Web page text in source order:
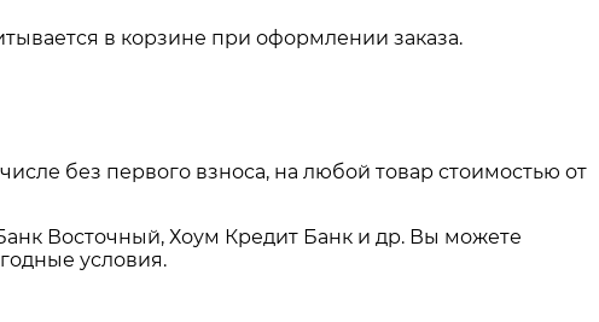
в корзине при оформлении заказа.
без первого взноса, на любой товар стоимостью от
Восточный, Хоум Кредит Банк и др. Вы можете
условия.